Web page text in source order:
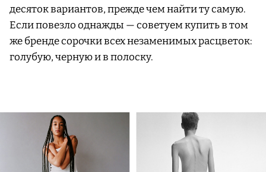
десяток вариантов, прежде чем найти ту самую.
Если повезло однажды — советуем купить в том
же бренде сорочки всех незаменимых расцветок:
голубую, черную и в полоску.